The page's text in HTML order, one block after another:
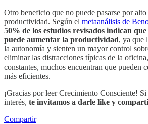
Otro beneficio que no puede pasarse por
productividad. Según el metaanálisis de
50% de los estudios revisados indican
puede aumentar la productividad, ya que
la autonomía y sienten un mayor control
eliminar las distracciones típicas de la
constantes, muchos encuentran que pueden
más eficientes.
¡Gracias por leer Crecimiento Consciente! Si
interés, te invitamos a darle like y
Compartir